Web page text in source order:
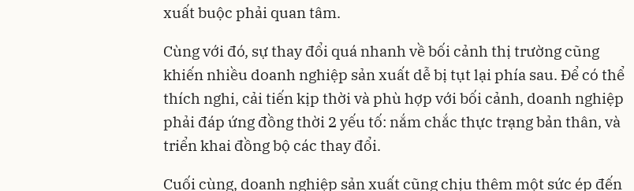
xuất buộc phải quan tâm.
Cùng với đó, sự thay đổi quá nhanh về bối cảnh thị trường cũng
khiến nhiều doanh nghiệp sản xuất dễ bị tụt lại phía sau. Để có thể
thích nghi, cải tiến kịp thời và phù hợp với bối cảnh, doanh nghiệp
phải đáp ứng đồng thời 2 yếu tố: nắm chắc thực trạng bản thân, và
triển khai đồng bộ các thay đổi.
Cuối cùng, doanh nghiệp sản xuất cũng chịu thêm một sức ép đến